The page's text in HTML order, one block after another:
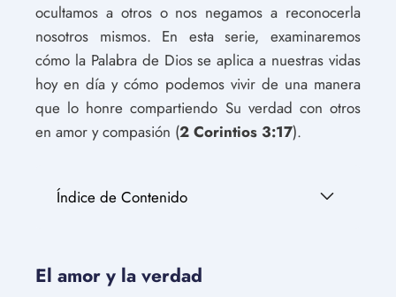
ocultamos a otros o nos negamos a reconocerla
nosotros mismos. En esta serie, examinaremos
cómo la Palabra de Dios se aplica a nuestras vidas
hoy en día y cómo podemos vivir de una manera
que lo honre compartiendo Su verdad con otros
en amor y compasión (2 Corintios 3:17).
Índice de Contenido
El amor y la verdad